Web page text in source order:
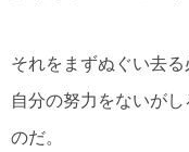
それをまずぬぐい去る
自分の努力をないが
のだ。